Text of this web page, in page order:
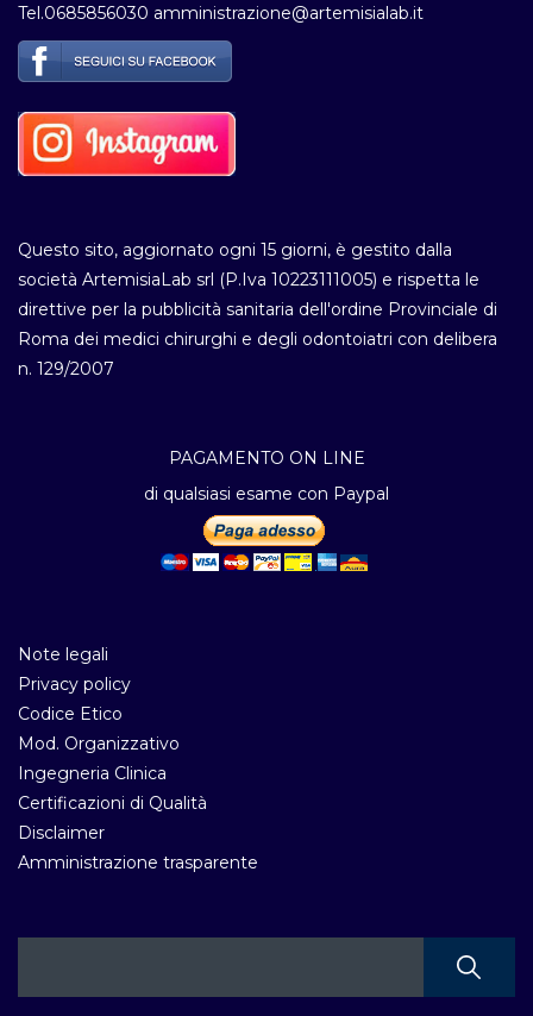
Tel.0685856030 amministrazione@artemisialab.it
Questo sito, aggiornato ogni 15 giorni, è gestito dalla
società ArtemisiaLab srl (P.Iva 10223111005) e rispetta le
direttive per la pubblicità sanitaria dell'ordine Provinciale di
Roma dei medici chirurghi e degli odontoiatri con delibera
n. 129/2007
PAGAMENTO ON LINE
di qualsiasi esame con Paypal
Note legali
Privacy policy
Codice Etico
Mod. Organizzativo
Ingegneria Clinica
Certificazioni di Qualità
Disclaimer
Amministrazione trasparente